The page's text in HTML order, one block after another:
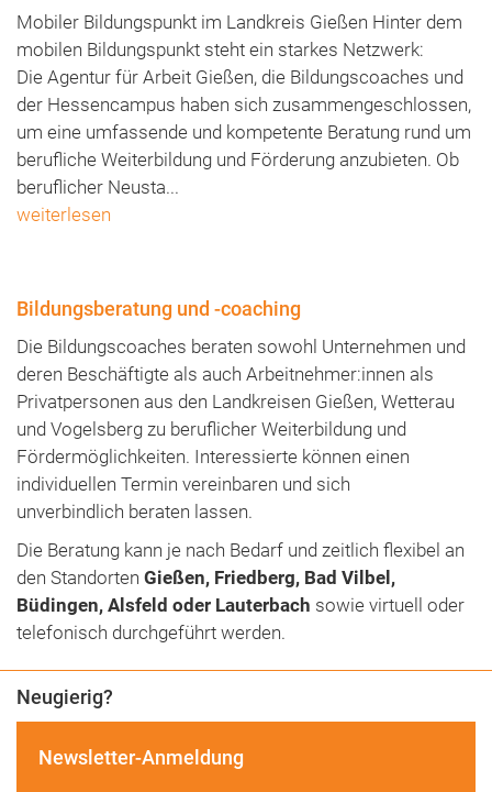
Mobiler Bildungspunkt im Landkreis Gießen Hinter dem
mobilen Bildungspunkt steht ein starkes Netzwerk:
Die Agentur für Arbeit Gießen, die Bildungscoaches und
der Hessencampus haben sich zusammengeschlossen,
um eine umfassende und kompetente Beratung rund um
berufliche Weiterbildung und Förderung anzubieten. Ob
beruflicher Neusta...
weiterlesen
Bildungsberatung und -coaching
Die Bildungscoaches beraten sowohl Unternehmen und
deren Beschäftigte als auch Arbeitnehmer:innen als
Privatpersonen aus den Landkreisen Gießen, Wetterau
und Vogelsberg zu beruflicher Weiterbildung und
Fördermöglichkeiten. Interessierte können einen
individuellen Termin vereinbaren und sich
unverbindlich beraten lassen.
Die Beratung kann je nach Bedarf und zeitlich flexibel an
den Standorten Gießen, Friedberg, Bad Vilbel,
Büdingen, Alsfeld oder Lauterbach sowie virtuell oder
telefonisch durchgeführt werden.
Neugierig?
Newsletter-Anmeldung